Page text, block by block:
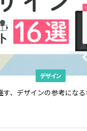
デザイン
す、デザインの参考にな